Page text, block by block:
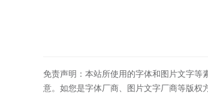
免责声明：本站所使用的字体和图片文字
意。如您是字体厂商、图片文字厂商等版